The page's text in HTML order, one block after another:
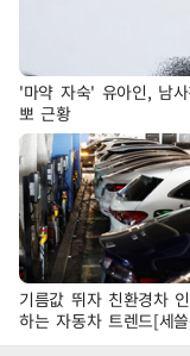
'마약 자숙' 유아인, 남
뽀 근황
기름값 뛰자 친환경차
하는 자동차 트렌드[세